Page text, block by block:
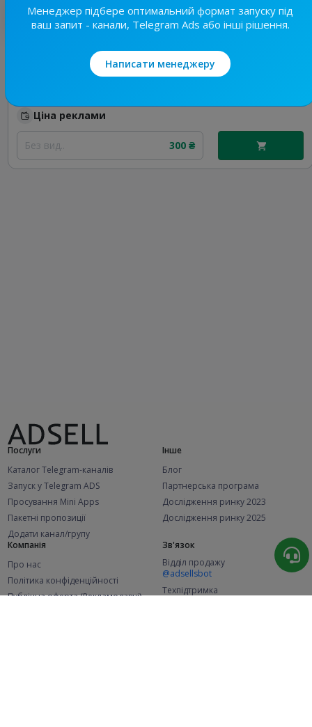
Найкращі за темою
20.5K/
3.7K
ATБ-Маркет
Ціна реклами
Без вид.. 300 ₴
Послуги
Каталог Telegram-каналів
Запуск у Telegram ADS
Просування Mini Apps
Пакетні пропозиції
Додати канал/групу
Інше
Блог
Партнерська програма
Дослідження ринку 2023
Дослідження ринку 2025
Компанія
Про нас
Політика конфіденційності
Публічна оферта (Рекламодавці)
Зв'язок
Відділ продажу
@adsellsbot
Техпідтримка
Менеджер підбере оптимальний формат запуску під
ваш запит - канали, Telegram Ads або інші рішення.
Написати менеджеру